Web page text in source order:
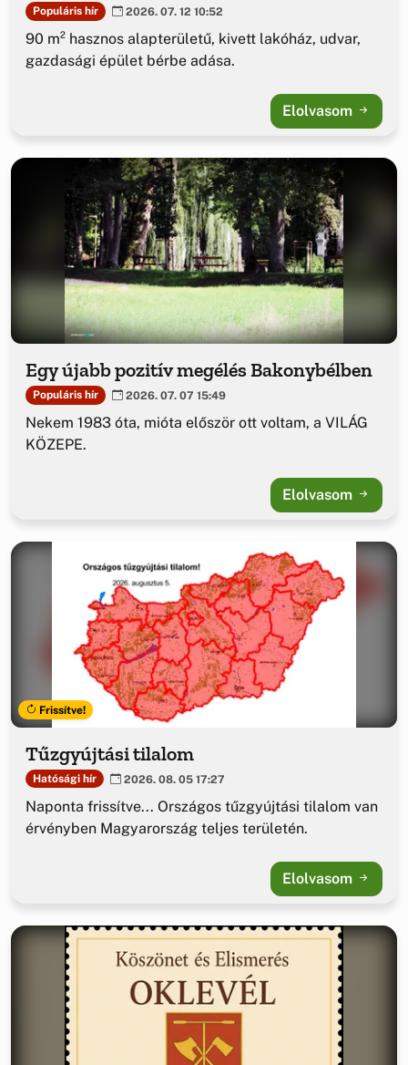
Populáris hír 2026. 07. 12 10:52
90 m² hasznos alapterületű, kivett lakóház, udvar,
gazdasági épület bérbe adása.
Elolvasom
Egy újabb pozitív megélés Bakonybélben
Populáris hír 2026. 07. 07 15:49
Nekem 1983 óta, mióta először ott voltam, a VILÁG
KÖZEPE.
Elolvasom
Frissítve!
Tűzgyújtási tilalom
Hatósági hír 2026. 08. 05 17:27
Naponta frissítve... Országos tűzgyújtási tilalom van
érvényben Magyarország teljes területén.
Elolvasom